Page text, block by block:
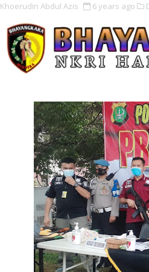
Khoerudin Abdul Azis 6 years ago